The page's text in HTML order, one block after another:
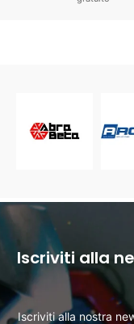
Iscriviti alla
Iscriviti alla nostra